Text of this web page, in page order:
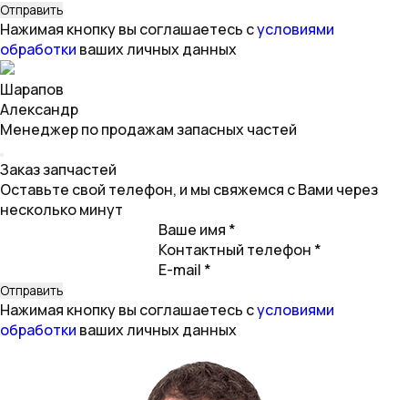
Нажимая кнопку вы соглашаетесь сусловиями
обработки ваших личных данных
Шарапов
Александр
Менеджер по продажам запасных частей
Заказ запчастей
Оставьте свой телефон, и мы свяжемся с Вами через
несколько минут
Ваше имя *
Контактный телефон *
E-mail *
Нажимая кнопку вы соглашаетесь сусловиями
обработки ваших личных данных